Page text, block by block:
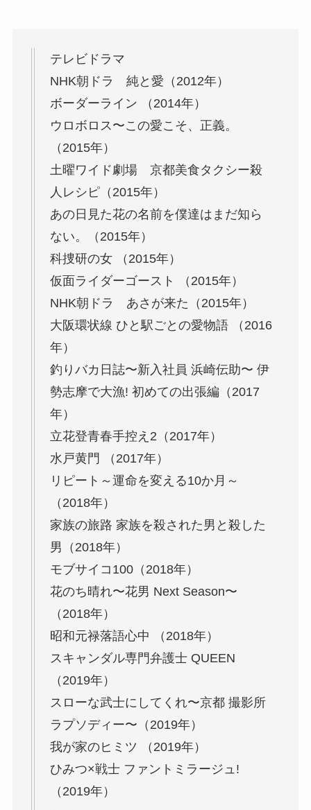
テレビドラマ
NHK朝ドラ 純と愛（2012年）
ボーダーライン （2014年）
ウロボロス〜この愛こそ、正義。
（2015年）
土曜ワイド劇場 京都美食タクシー殺
人レシピ（2015年）
あの日見た花の名前を僕達はまだ知ら
ない。（2015年）
科捜研の女 （2015年）
仮面ライダーゴースト （2015年）
NHK朝ドラ あさが来た（2015年）
大阪環状線 ひと駅ごとの愛物語 （2016
年）
釣りバカ日誌〜新入社員 浜崎伝助〜 伊
勢志摩で大漁! 初めての出張編（2017
年）
立花登青春手控え2（2017年）
水戸黄門 （2017年）
リピート～運命を変える10か月～
（2018年）
家族の旅路 家族を殺された男と殺した
男（2018年）
モブサイコ100（2018年）
花のち晴れ〜花男 Next Season〜
（2018年）
昭和元禄落語心中 （2018年）
スキャンダル専門弁護士 QUEEN
（2019年）
スローな武士にしてくれ〜京都 撮影所
ラプソディー〜（2019年）
我が家のヒミツ （2019年）
ひみつ×戦士 ファントミラージュ!
（2019年）